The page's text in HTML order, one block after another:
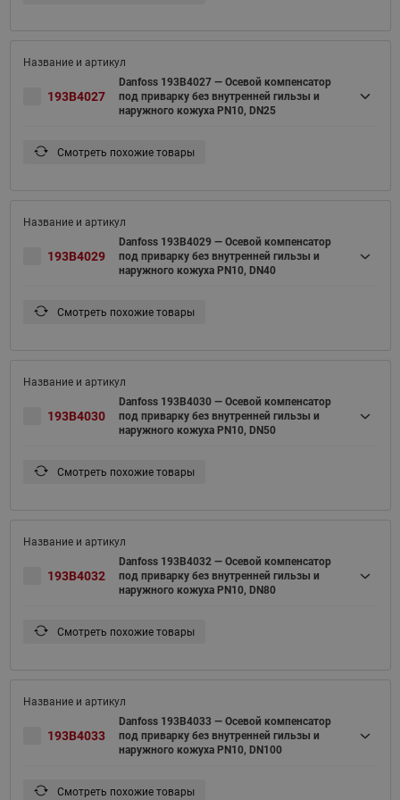
193B4027
Danfoss 193B4027 — Осевой компенсатор
под приварку без внутренней гильзы и
наружного кожуха PN10, DN25
Смотреть похожие товары
193B4029
Danfoss 193B4029 — Осевой компенсатор
под приварку без внутренней гильзы и
наружного кожуха PN10, DN40
Смотреть похожие товары
193B4030
Danfoss 193B4030 — Осевой компенсатор
под приварку без внутренней гильзы и
наружного кожуха PN10, DN50
Смотреть похожие товары
193B4032
Danfoss 193B4032 — Осевой компенсатор
под приварку без внутренней гильзы и
наружного кожуха PN10, DN80
Смотреть похожие товары
193B4033
Danfoss 193B4033 — Осевой компенсатор
под приварку без внутренней гильзы и
наружного кожуха PN10, DN100
Смотреть похожие товары